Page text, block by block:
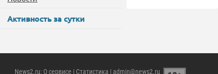
Активность за сутки
News2.ru: О сервисе | Статистика | admin@news2.ru